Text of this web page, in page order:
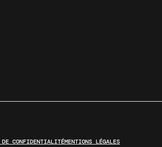
CONFIDENTIALITÉMENTIONS LÉGALES